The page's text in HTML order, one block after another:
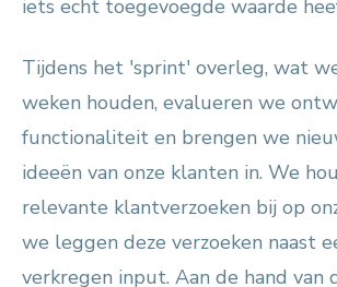
iets echt toegevoegde waarde
Tijdens het 'sprint' overleg, wat
weken houden, evalueren we
functionaliteit en brengen we
ideeën van onze klanten in. We
relevante klantverzoeken bij op
we leggen deze verzoeken naast
verkregen input. Aan de hand van